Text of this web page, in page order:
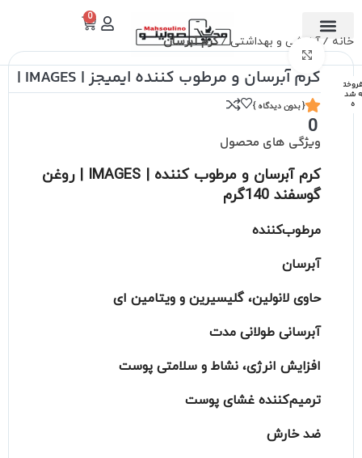
0
خانه آرایشی و بهداشتی کرم آبرسان
ه شد
ه
برای بزرگنمایی کلیک کنید
کرم آبرسان و مرطوب کننده ایمیجز | IMAGES |
0
{ بدون دیدگاه }
ویژگی های محصول
کرم آبرسان و مرطوب کننده | IMAGES | روغن
گوسفند 140گرم
مرطوب‌کننده
آبرسان
حاوی لانولین، گلیسیرین و ویتامین ای
آبرسانی طولانی مدت
افزایش انرژی، نشاط و سلامتی پوست
ترمیم‌کننده غشای پوست
ضد خارش